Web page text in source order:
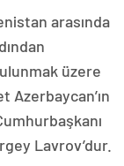
arasında
üzere
Lavrov’dur.